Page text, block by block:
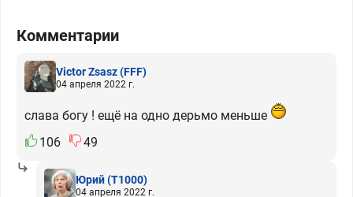
Комментарии
Victor Zsasz(FFF)
04 апреля 2022 г.
слава богу ! ещё на одно дерьмо меньше
106
49
Юрий(T1000)
04 апреля 2022 г.